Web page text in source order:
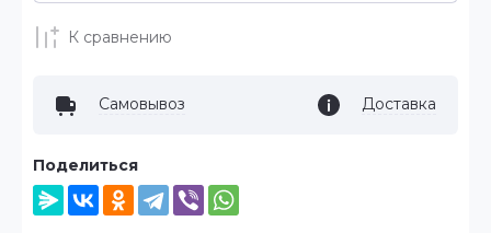
К сравнению
Самовывоз Доставка
Поделиться